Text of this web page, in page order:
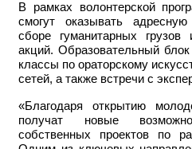
В рамках волонтерской
смогут оказывать
сборе гуманитарных грузов
акций. Образовательный
классы по ораторскому
сетей, а также встречи с
«Благодаря открытию
получат новые
собственных проектов по